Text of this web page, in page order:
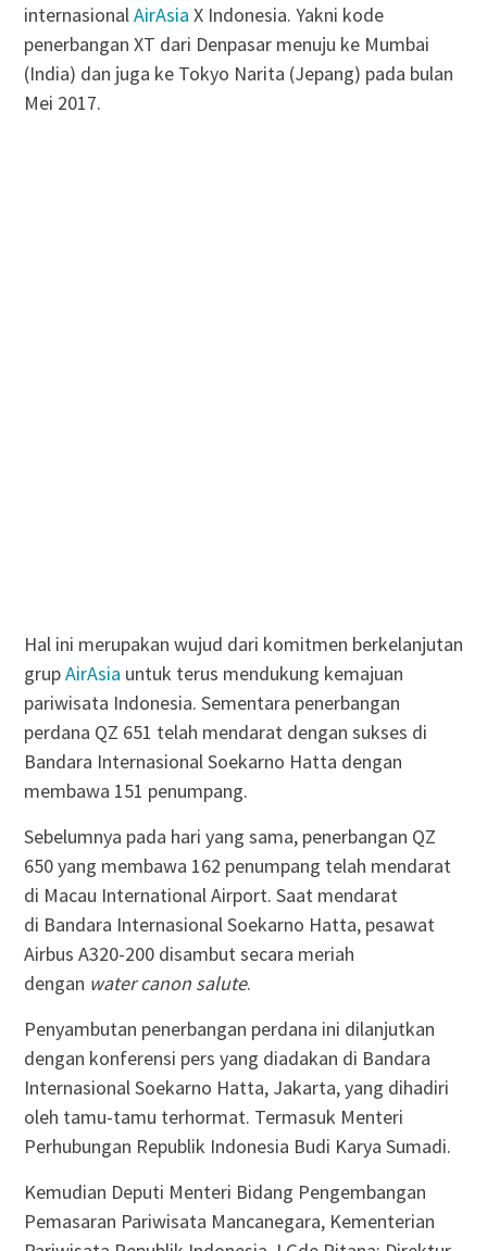
internasionalAirAsia X Indonesia. Yakni kode
penerbangan XT dari Denpasar menuju ke Mumbai
(India) dan juga ke Tokyo Narita (Jepang) pada bulan
Mei 2017.
Hal ini merupakan wujud dari komitmen berkelanjutan
grupAirAsia untuk terus mendukung kemajuan
pariwisata Indonesia. Sementara penerbangan
perdana QZ 651 telah mendarat dengan sukses di
Bandara Internasional Soekarno Hatta dengan
membawa 151 penumpang.
Sebelumnya pada hari yang sama, penerbangan QZ
650 yang membawa 162 penumpang telah mendarat
di Macau International Airport. Saat mendarat
di Bandara Internasional Soekarno Hatta, pesawat
Airbus A320-200 disambut secara meriah
dengan water canon salute.
Penyambutan penerbangan perdana ini dilanjutkan
dengan konferensi pers yang diadakan di Bandara
Internasional Soekarno Hatta, Jakarta, yang dihadiri
oleh tamu-tamu terhormat. Termasuk Menteri
Perhubungan Republik Indonesia Budi Karya Sumadi.
Kemudian Deputi Menteri Bidang Pengembangan
Pemasaran Pariwisata Mancanegara, Kementerian